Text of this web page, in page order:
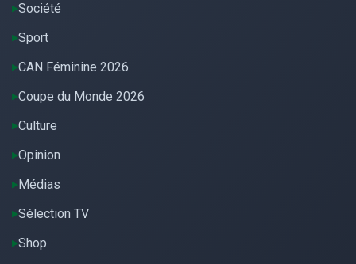
Société
Sport
CAN Féminine 2026
Coupe du Monde 2026
Culture
Opinion
Médias
Sélection TV
Shop